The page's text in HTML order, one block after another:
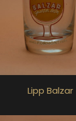
Lipp Balzar